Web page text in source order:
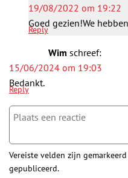
19/08/2022 om 19:22
Goed gezien!We
Reply
Wim schreef:
15/06/2024 om 19:03
Bedankt.
Reply
Vereiste velden zijn
gepubliceerd.